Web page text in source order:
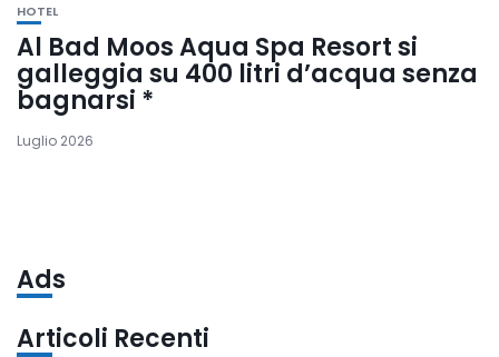
HOTEL
Al Bad Moos Aqua Spa Resort si
galleggia su 400 litri d’acqua senza
bagnarsi *
Luglio 2026
Ads
Articoli Recenti